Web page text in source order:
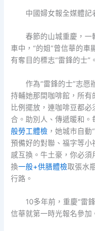
中國婦女報全媒體記
春節的山城重慶，一
車中，“的姐”曾信華的車
有奪目的標志“雷鋒的士”。
作為“雷鋒的士”志愿
持輔她那間咖啡館，所有
比例擺放，連咖啡豆都
合。助別人、傳遞暖和
般勞工體檢 ，她城市自
預備好的對聯、福字等
感互換。牛土豪，你必
換一般+供膳體檢取張水
行路。
10多年前，重慶“雷
信華就第一時光報名參加